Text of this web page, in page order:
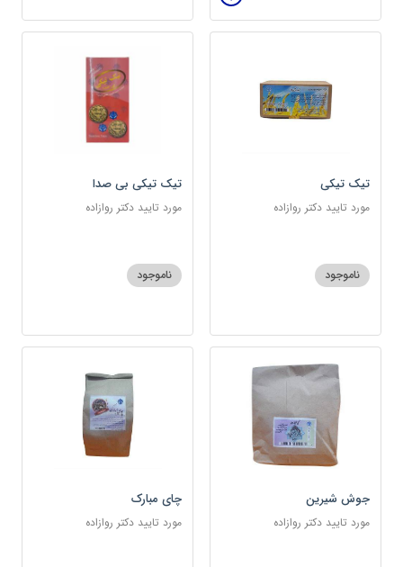
تیک تیکی
مورد تایید دکتر روازاده
ناموجود
تیک تیکی بی صدا
مورد تایید دکتر روازاده
ناموجود
جوش شیرین
مورد تایید دکتر روازاده
چای مبارک
مورد تایید دکتر روازاده